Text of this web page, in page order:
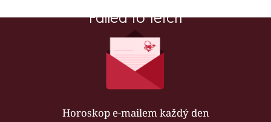
Failed to fetch
Horoskop e-mailem každý den